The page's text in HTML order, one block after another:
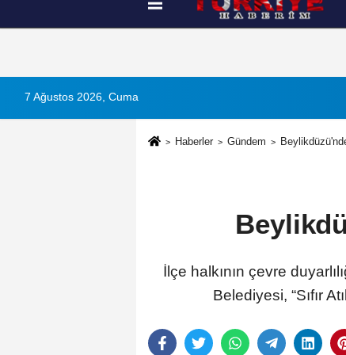
İletişim Çerez Politikası
7 Ağustos 2026, Cuma
Haberler Gündem
İlçe halkının çevre
Belediyesi, “Sıfır